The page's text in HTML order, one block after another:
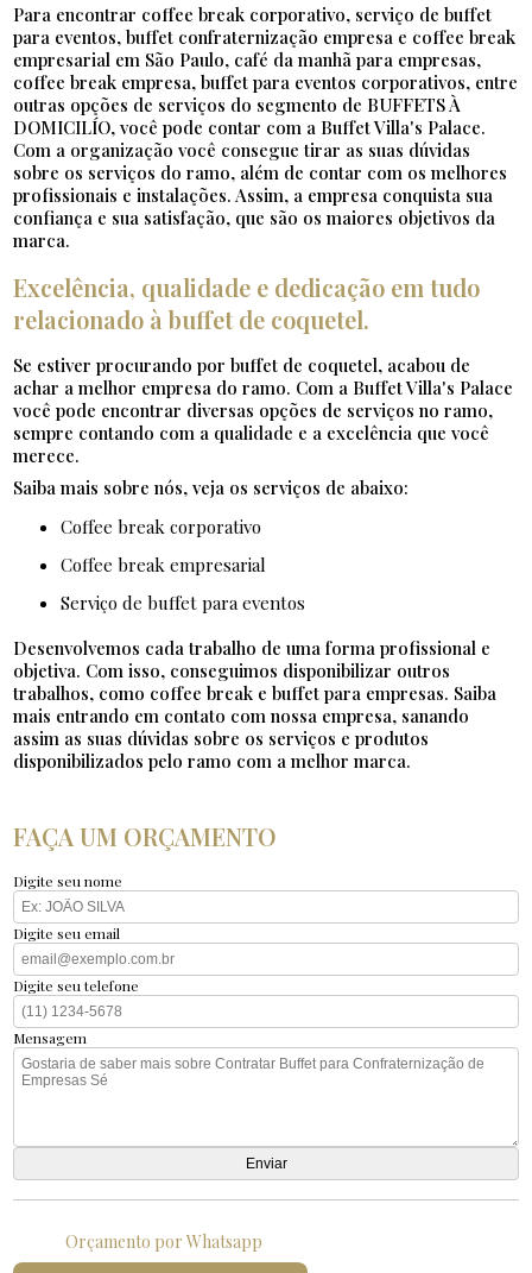
Para encontrar coffee break corporativo, serviço de buffet
para eventos, buffet confraternização empresa e coffee break
empresarial em São Paulo, café da manhã para empresas,
coffee break empresa, buffet para eventos corporativos, entre
outras opções de serviços do segmento de BUFFETS À
DOMICILÍO, você pode contar com a Buffet Villa's Palace.
Com a organização você consegue tirar as suas dúvidas
sobre os serviços do ramo, além de contar com os melhores
profissionais e instalações. Assim, a empresa conquista sua
confiança e sua satisfação, que são os maiores objetivos da
marca.
Excelência, qualidade e dedicação em tudo
relacionado à buffet de coquetel.
Se estiver procurando por buffet de coquetel, acabou de
achar a melhor empresa do ramo. Com a Buffet Villa's Palace
você pode encontrar diversas opções de serviços no ramo,
sempre contando com a qualidade e a excelência que você
merece.
Saiba mais sobre nós, veja os serviços de abaixo:
coffee break corporativo
coffee break empresarial
serviço de buffet para eventos
Desenvolvemos cada trabalho de uma forma profissional e
objetiva. Com isso, conseguimos disponibilizar outros
trabalhos, como coffee break e buffet para empresas. Saiba
mais entrando em contato com nossa empresa, sanando
assim as suas dúvidas sobre os serviços e produtos
disponibilizados pelo ramo com a melhor marca.
FAÇA UM ORÇAMENTO
Digite seu nome
Digite seu email
Digite seu telefone
Mensagem
Orçamento por Whatsapp